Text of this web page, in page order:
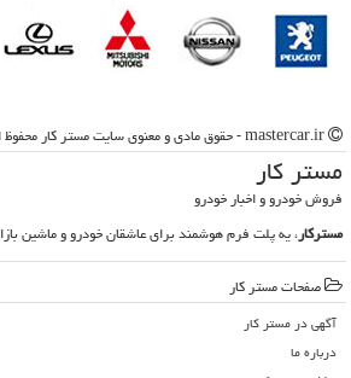
مستر كار
فروش خودرو و اخبار خودرو
مسترکار، یه پلت فرم هوشمند برای عاشقان خودرو و ماشین بازا
صفحات مستر كار
آگهی در مستر كار
درباره ما